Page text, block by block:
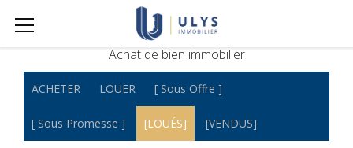
Achat de bien immobilier
ACHETER LOUER [ Sous Offre ]
[ Sous Promesse ] [LOUÉS] [VENDUS]